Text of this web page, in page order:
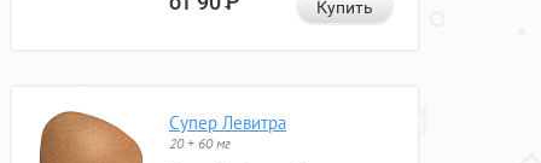
Купить
Супер Левитра
20 + 60 мг